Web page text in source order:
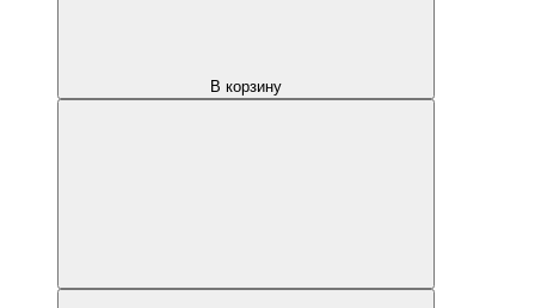
В корзину